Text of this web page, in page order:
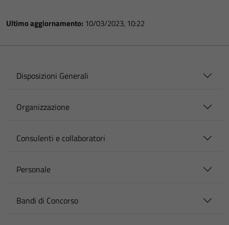
Ultimo aggiornamento: 10/03/2023, 10:22
Disposizioni Generali
Organizzazione
Consulenti e collaboratori
Personale
Bandi di Concorso